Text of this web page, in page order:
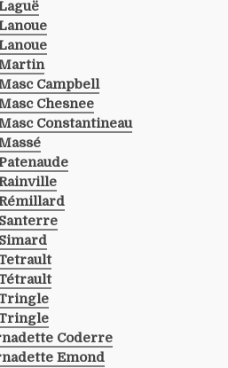
Campbell
Chesnee
Constantineau
Coderre
Emond